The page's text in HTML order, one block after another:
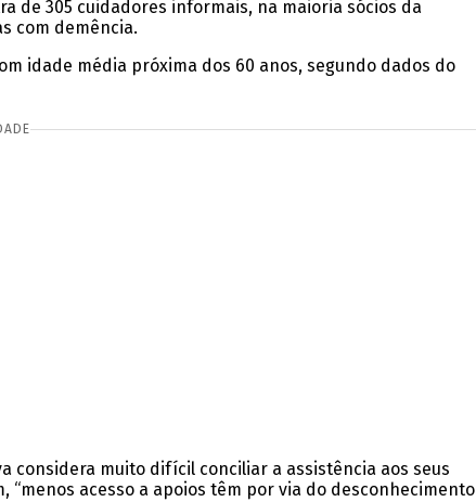
de 305 cuidadores informais, na maioria sócios da
com demência.
idade média próxima dos 60 anos, segundo dados do
considera muito difícil conciliar a assistência aos seus
acesso a apoios têm por via do desconhecimento